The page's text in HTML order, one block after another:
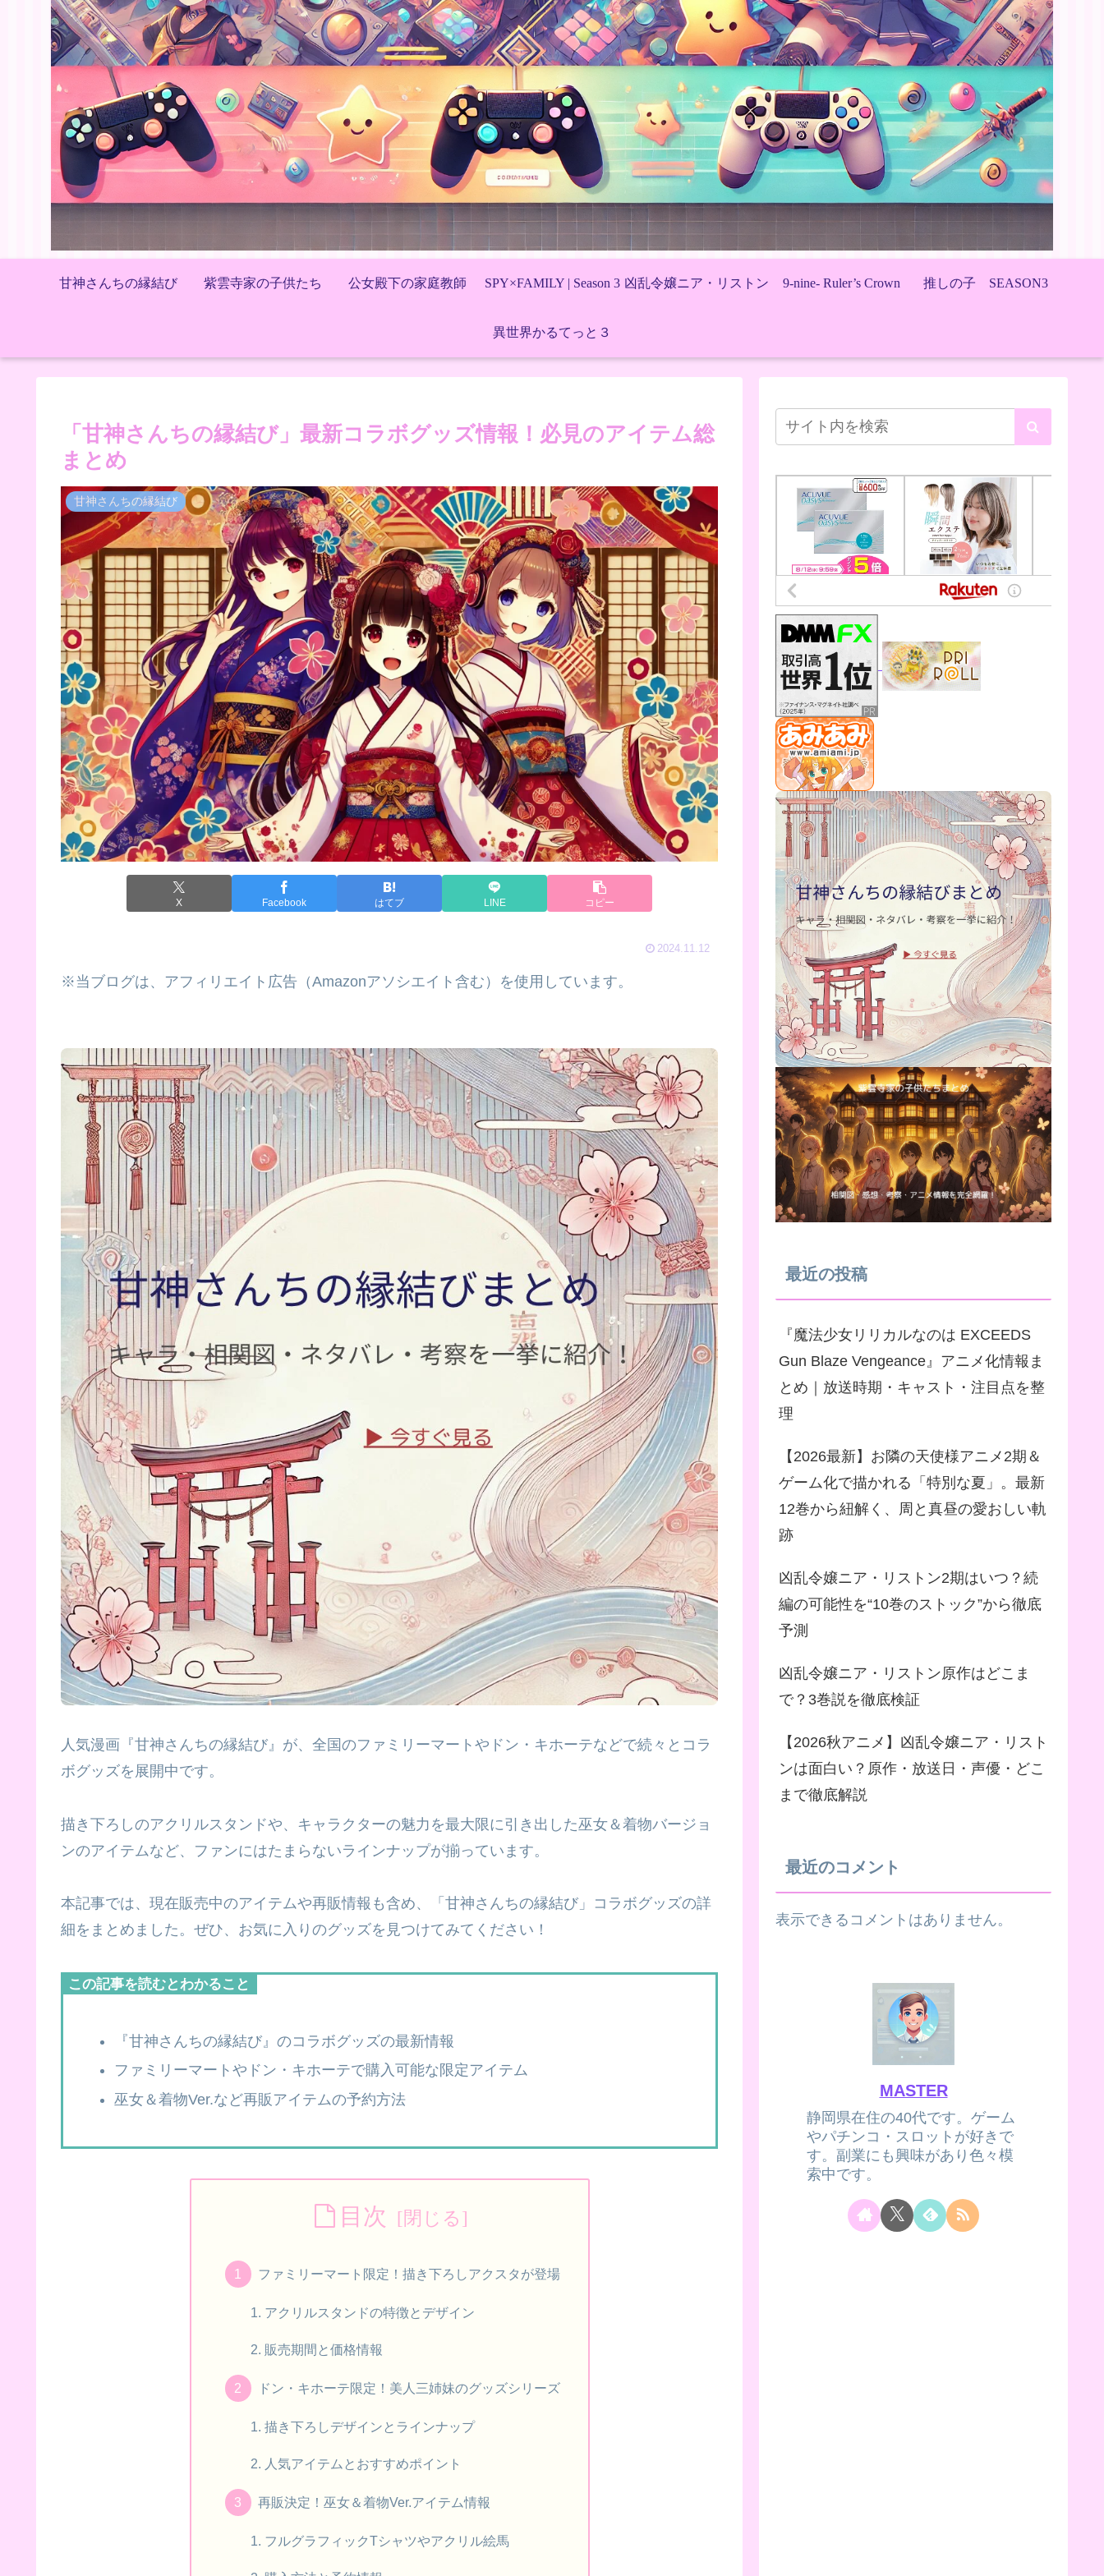
甘神さんちの縁結び 紫雲寺家の子供たち 公女殿下の家庭教師 SPY×FAMILY | Season 3 凶乱令嬢ニア・リストン 9-nine- Ruler’s Crown 推しの子 SEASON3
異世界かるてっと３
「甘神さんちの縁結び」最新コラボグッズ情報！必見のアイテム総
まとめ
甘神さんちの縁結び
X Facebook はてブ LINE コピー
2024.11.12
※当ブログは、アフィリエイト広告（Amazonアソシエイト含む）を使用しています。
人気漫画『甘神さんちの縁結び』が、全国のファミリーマートやドン・キホーテなどで続々とコラ
ボグッズを展開中です。
描き下ろしのアクリルスタンドや、キャラクターの魅力を最大限に引き出した巫女＆着物バージョ
ンのアイテムなど、ファンにはたまらないラインナップが揃っています。
本記事では、現在販売中のアイテムや再販情報も含め、「甘神さんちの縁結び」コラボグッズの詳
細をまとめました。ぜひ、お気に入りのグッズを見つけてみてください！
この記事を読むとわかること
『甘神さんちの縁結び』のコラボグッズの最新情報
ファミリーマートやドン・キホーテで購入可能な限定アイテム
巫女＆着物Ver.など再販アイテムの予約方法
目次
ファミリーマート限定！描き下ろしアクスタが登場
アクリルスタンドの特徴とデザイン
販売期間と価格情報
ドン・キホーテ限定！美人三姉妹のグッズシリーズ
描き下ろしデザインとラインナップ
人気アイテムとおすすめポイント
再販決定！巫女＆着物Ver.アイテム情報
フルグラフィックTシャツやアクリル絵馬
最近の投稿
『魔法少女リリカルなのは EXCEEDS
Gun Blaze Vengeance』アニメ化情報ま
とめ｜放送時期・キャスト・注目点を整
理
【2026最新】お隣の天使様アニメ2期＆
ゲーム化で描かれる「特別な夏」。最新
12巻から紐解く、周と真昼の愛おしい軌
跡
凶乱令嬢ニア・リストン2期はいつ？続
編の可能性を“10巻のストック”から徹底
予測
凶乱令嬢ニア・リストン原作はどこま
で？3巻説を徹底検証
【2026秋アニメ】凶乱令嬢ニア・リスト
ンは面白い？原作・放送日・声優・どこ
まで徹底解説
最近のコメント
表示できるコメントはありません。
MASTER
静岡県在住の40代です。ゲーム
やパチンコ・スロットが好きで
す。副業にも興味があり色々模
索中です。